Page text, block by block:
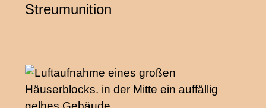
Streumunition